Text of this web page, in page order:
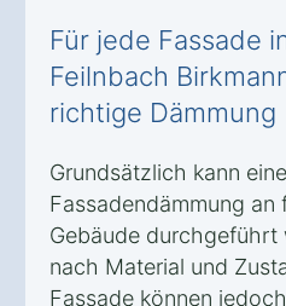
Für jede Fassade
Feilnbach
richtige Dämmung
Grundsätzlich kann eine
Fassadendämmung an
Gebäude durchgeführt
nach Material und
Fassade können